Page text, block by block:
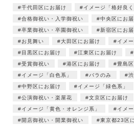
千代田区にお届け
イメージ「格好良く
合格御祝い・入学御祝い
中央区にお届
卒業御祝い・卒園御祝い
新宿区にお届
お見舞い
大田区にお届け イメ
目黒区にお届け
江東区にお届け
受賞御祝い
港区にお届け
豊島
イメージ「白色系」
バラのみ
中野区にお届け
イメージ「緑色系」
公演御祝い・楽屋花
文京区にお届け
イメージ「黄色・オレンジ系」
イメ
開店御祝い・開業御祝い
東京都23区